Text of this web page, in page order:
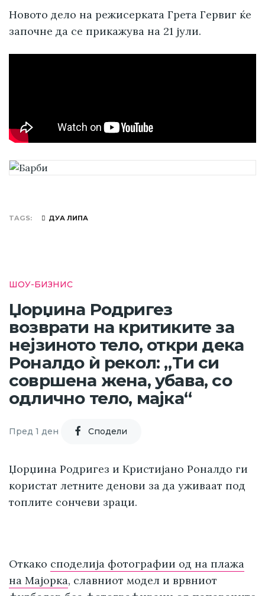
Новото дело на режисерката Грета Гервиг ќе
започне да се прикажува на 21 јули.
TAGS ДУА ЛИПА
ШОУ-БИЗНИС
Џорџина Родригез
возврати на критиките за
нејзиното тело, откри дека
Роналдо ѝ рекол: „Ти си
совршена жена, убава, со
одлично тело, мајка“
Пред 1 ден Cподели
Џорџина Родригез и Кристијано Роналдо ги
користат летните денови за да уживаат под
топлите сончеви зраци.
Откако споделија фотографии од на плажа
на Мајорка, славниот модел и врвниот